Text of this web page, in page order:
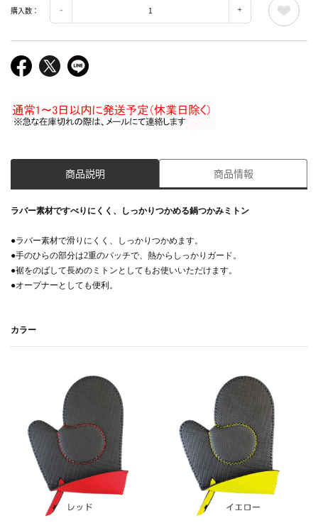
購入数：
商品説明 商品情報
ラバー素材ですべりにくく、しっかりつかめる鍋つかみミトン
●ラバー素材で滑りにくく、しっかりつかめます。
●手のひらの部分は2重のパッチで、熱からしっかりガード。
●裾をのばして長めのミトンとしてもお使いいただけます。
●オープナーとしても便利。
カラー